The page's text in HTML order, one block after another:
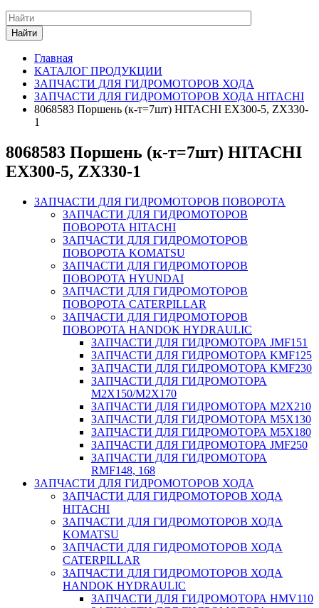
Найти
Главная
КАТАЛОГ ПРОДУКЦИИ
ЗАПЧАСТИ ДЛЯ ГИДРОМОТОРОВ ХОДА
ЗАПЧАСТИ ДЛЯ ГИДРОМОТОРОВ ХОДА HITACHI
8068583 Поршень (к-т=7шт) HITACHI EX300-5, ZX330-
1
8068583 Поршень (к-т=7шт) HITACHI
EX300-5, ZX330-1
ЗАПЧАСТИ ДЛЯ ГИДРОМОТОРОВ ПОВОРОТА
ЗАПЧАСТИ ДЛЯ ГИДРОМОТОРОВ
ПОВОРОТА HITACHI
ЗАПЧАСТИ ДЛЯ ГИДРОМОТОРОВ
ПОВОРОТА KOMATSU
ЗАПЧАСТИ ДЛЯ ГИДРОМОТОРОВ
ПОВОРОТА HYUNDAI
ЗАПЧАСТИ ДЛЯ ГИДРОМОТОРОВ
ПОВОРОТА CATERPILLAR
ЗАПЧАСТИ ДЛЯ ГИДРОМОТОРОВ
ПОВОРОТА HANDOK HYDRAULIC
ЗАПЧАСТИ ДЛЯ ГИДРОМОТОРА JMF151
ЗАПЧАСТИ ДЛЯ ГИДРОМОТОРА KMF125
ЗАПЧАСТИ ДЛЯ ГИДРОМОТОРА KMF230
ЗАПЧАСТИ ДЛЯ ГИДРОМОТОРА
M2X150/M2X170
ЗАПЧАСТИ ДЛЯ ГИДРОМОТОРА M2X210
ЗАПЧАСТИ ДЛЯ ГИДРОМОТОРА M5X130
ЗАПЧАСТИ ДЛЯ ГИДРОМОТОРА M5X180
ЗАПЧАСТИ ДЛЯ ГИДРОМОТОРА JMF250
ЗАПЧАСТИ ДЛЯ ГИДРОМОТОРА
RMF148, 168
ЗАПЧАСТИ ДЛЯ ГИДРОМОТОРОВ ХОДА
ЗАПЧАСТИ ДЛЯ ГИДРОМОТОРОВ ХОДА
HITACHI
ЗАПЧАСТИ ДЛЯ ГИДРОМОТОРОВ ХОДА
KOMATSU
ЗАПЧАСТИ ДЛЯ ГИДРОМОТОРОВ ХОДА
CATERPILLAR
ЗАПЧАСТИ ДЛЯ ГИДРОМОТОРОВ ХОДА
HANDOK HYDRAULIC
ЗАПЧАСТИ ДЛЯ ГИДРОМОТОРА HMV110